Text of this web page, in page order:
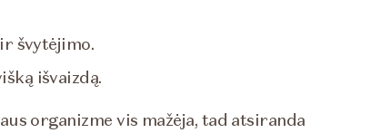
švytėjimo.
išvaizdą.
organizme vis mažėja, tad atsiranda